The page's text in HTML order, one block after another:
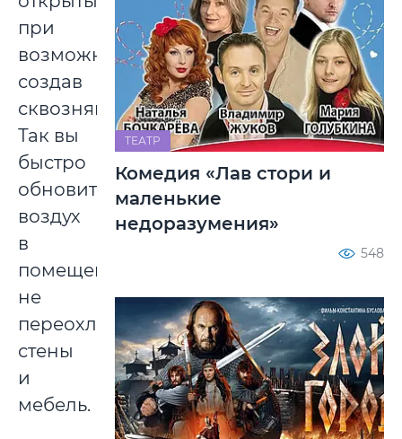
при
возможности
создав
сквозняк.
Так вы
быстро
обновите
воздух
в
помещении,
не
переохладив
стены
и
мебель.
ТЕАТР
Комедия «Лав стори и
маленькие
недоразумения»
548